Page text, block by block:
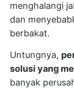
menghalangi
dan
berbakat.
Untungnya,
solusi yang
banyak